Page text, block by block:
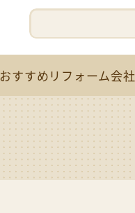
おすすめリフォーム会社